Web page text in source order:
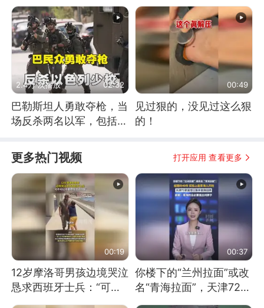
子：永远不要害怕他们！
2.4万 次播放 02:32
巴勒斯坦人勇敢夺枪，当
场反杀两名以军，包括一
00:49
见过狠的，没见过这么狠
的！
更多热门视频 打开应用 查看更多
00:19
12岁摩洛哥男孩边境哭泣
恳求西班牙士兵：“可不
00:37
你楼下的“兰州拉面”或改
名“青海拉面”，天津72家